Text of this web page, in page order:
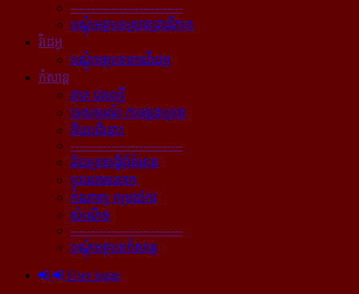
----------------------------
បណ្ដុំអត្ថបទស្រាវជ្រាវវិភាគ
វីដេអូ
បណ្ដុំអត្ថបទមានវីដេអូ
កំសាន្ដ
តារា ជនល្បី
ទេសចរណ៍ ការផ្សងព្រេង
ពីនេះពីនោះ
----------------------------
ជ័យគ្រតធ្វើព័ត៌មាន
ប្រលោមលោក
កំណាព្យ កម្រងកែវ
សំណើច
----------------------------
បណ្ដុំអត្ថបទកំសាន្ដ
User login